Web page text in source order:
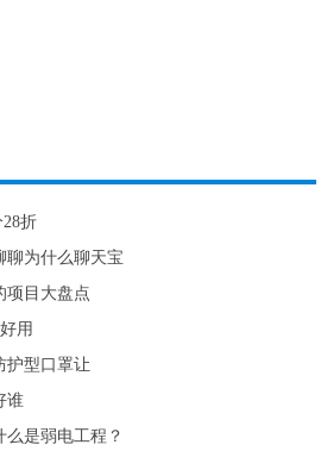
折
聊为什么聊天宝
项目大盘点
用
护型口罩让
谁
么是弱电工程？